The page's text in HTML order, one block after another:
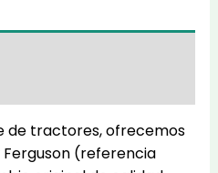
de tractores, ofrecemos
(referencia